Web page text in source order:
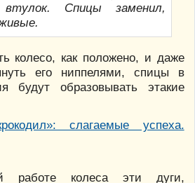
Спицы заменил,
колесо, как положено, и даже
его ниппелями, спицы в
будут образовывать этакие
работе колеса эти дуги,